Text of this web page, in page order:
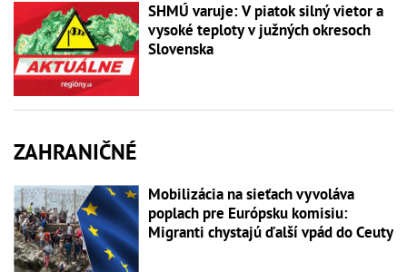
SHMÚ varuje: V piatok silný vietor a
vysoké teploty v južných okresoch
Slovenska
ZAHRANIČNÉ
Mobilizácia na sieťach vyvoláva
poplach pre Európsku komisiu:
Migranti chystajú ďalší vpád do Ceuty